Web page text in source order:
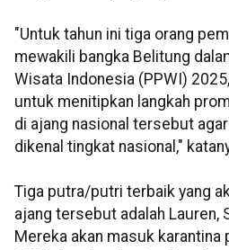
"Untuk tahun ini tiga orang
mewakili bangka Belitung
Wisata Indonesia (PPWI)
untuk menitipkan langkah
di ajang nasional tersebut
dikenal tingkat nasional,"
Tiga putra/putri terbaik yang
ajang tersebut adalah Lauren,
Mereka akan masuk karantina